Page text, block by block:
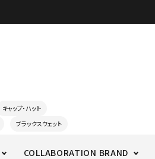
キャップ・ハット
ブラックスウェット
COLLABORATION BRAND